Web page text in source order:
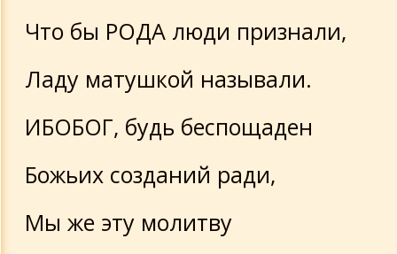
Что бы РОДА люди признали,
Ладу матушкой называли.
ИБОБОГ, будь беспощаден
Божьих созданий ради,
Мы же эту молитву